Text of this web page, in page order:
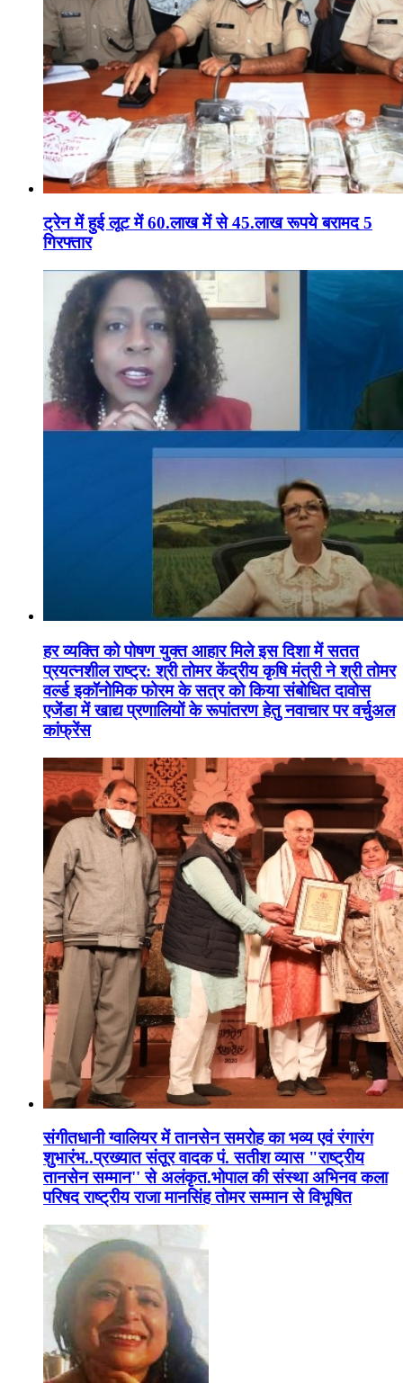
ट्रेन में हुई लूट में 60.लाख में से 45.लाख रूपये बरामद 5
गिरफ्तार
हर व्यक्ति को पोषण युक्त आहार मिले इस दिशा में सतत
प्रयत्नशील राष्ट्र: श्री तोमर केंद्रीय कृषि मंत्री ने श्री तोमर
वर्ल्ड इकॉनोमिक फोरम के सत्र को किया संबोधित दावोस
एजेंडा में खाद्य प्रणालियों के रूपांतरण हेतु नवाचार पर वर्चुअल
कांफ्रेंस
संगीतधानी ग्वालियर में तानसेन समरोह का भव्य एवं रंगारंग
शुभारंभ..प्रख्यात संतूर वादक पं. सतीश व्यास "राष्ट्रीय
तानसेन सम्मान'' से अलंकृत.भोपाल की संस्था अभिनव कला
परिषद राष्ट्रीय राजा मानसिंह तोमर सम्मान से विभूषित